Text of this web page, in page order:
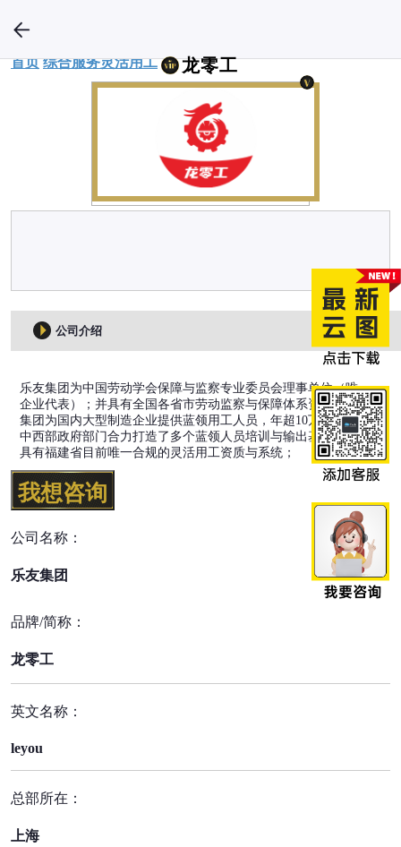
龙零工
首页 综合服务灵活用工
公司介绍
乐友集团为中国劳动学会保障与监察专业委员会理事单位（唯一
企业代表）；并具有全国各省市劳动监察与保障体系资源。乐友
集团为国内大型制造企业提供蓝领用工人员，年超10万人次，与
中西部政府部门合力打造了多个蓝领人员培训与输出基地，同时
具有福建省目前唯一合规的灵活用工资质与系统；
我想咨询
公司名称：
乐友集团
品牌/简称：
龙零工
英文名称：
leyou
总部所在：
上海